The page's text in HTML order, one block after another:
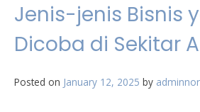
Jenis-jenis Bisnis
Dicoba di Sekitar
Posted on January 12, 2025 by adminnor